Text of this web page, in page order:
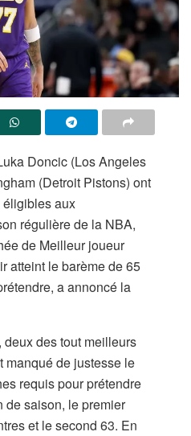
Doncic (Los Angeles
(Detroit Pistons) ont
aux
régulière de la NBA,
de Meilleur joueur
atteint le barème de 65
a annoncé la
des tout meilleurs
manqué de justesse le
requis pour prétendre
de saison, le premier
et le second 63. En